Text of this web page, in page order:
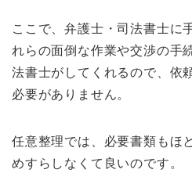
ここで、弁護士・司法書士に
れらの面倒な作業や交渉の手
法書士がしてくれるので、依
必要がありません。
任意整理では、必要書類もほ
めすらしなくて良いのです。